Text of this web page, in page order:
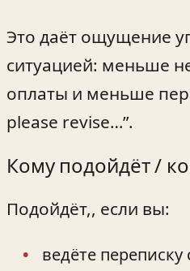
Это даёт ощущение
ситуацией: меньше
оплаты и меньше
please revise…”.
Кому подойдёт /
Подойдёт,, если вы:
ведёте